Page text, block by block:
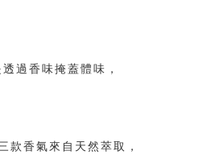
過香味掩蓋體味，
香氣來自天然萃取，